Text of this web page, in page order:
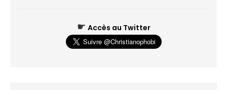
☛ Accès au Twitter